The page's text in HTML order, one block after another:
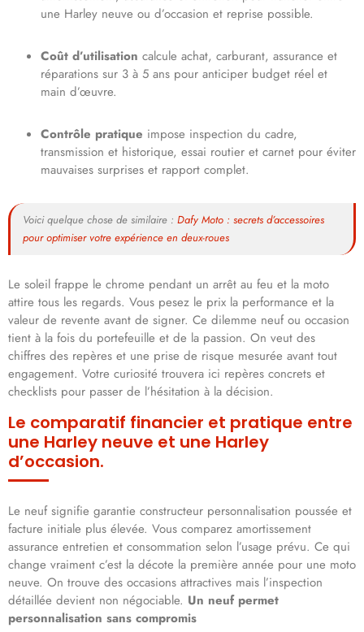
une Harley neuve ou d’occasion et reprise possible.
Coût d’utilisation calcule achat, carburant, assurance et
réparations sur 3 à 5 ans pour anticiper budget réel et
main d’œuvre.
Contrôle pratique impose inspection du cadre,
transmission et historique, essai routier et carnet pour éviter
mauvaises surprises et rapport complet.
Voici quelque chose de similaire : Dafy Moto : secrets d’accessoires
pour optimiser votre expérience en deux-roues
Le soleil frappe le chrome pendant un arrêt au feu et la moto
attire tous les regards. Vous pesez le prix la performance et la
valeur de revente avant de signer. Ce dilemme neuf ou occasion
tient à la fois du portefeuille et de la passion. On veut des
chiffres des repères et une prise de risque mesurée avant tout
engagement. Votre curiosité trouvera ici repères concrets et
checklists pour passer de l’hésitation à la décision.
Le comparatif financier et pratique entre
une Harley neuve et une Harley
d’occasion.
Le neuf signifie garantie constructeur personnalisation poussée et
facture initiale plus élevée. Vous comparez amortissement
assurance entretien et consommation selon l’usage prévu. Ce qui
change vraiment c’est la décote la première année pour une moto
neuve. On trouve des occasions attractives mais l’inspection
détaillée devient non négociable. Un neuf permet
personnalisation sans compromis